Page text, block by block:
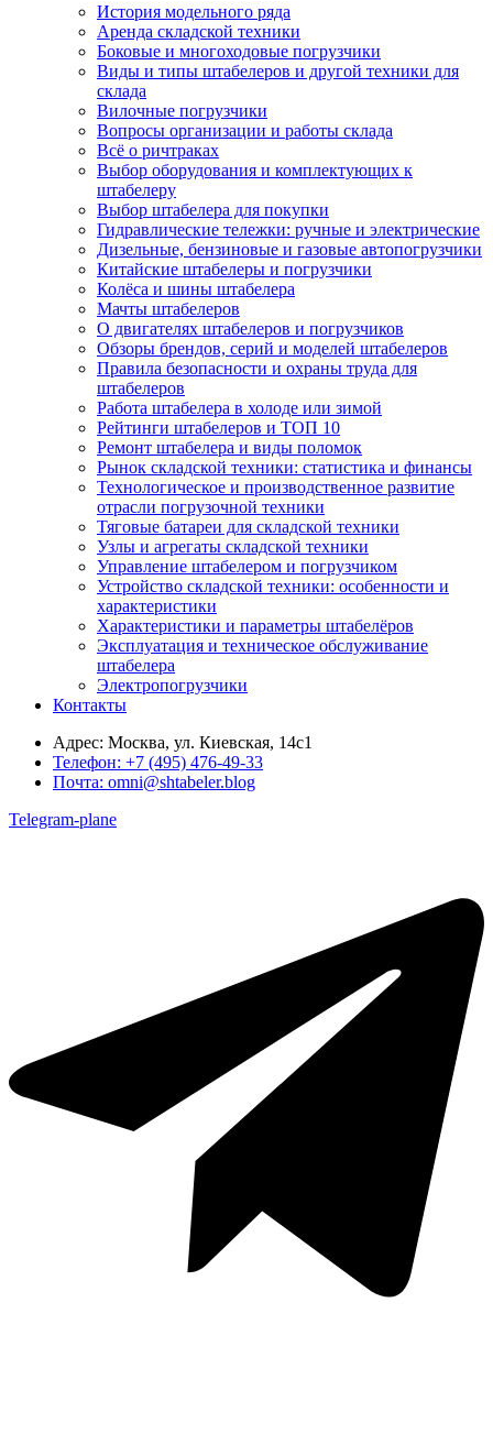
История модельного ряда
Аренда складской техники
Боковые и многоходовые погрузчики
Виды и типы штабелеров и другой техники для
склада
Вилочные погрузчики
Вопросы организации и работы склада
Всё о ричтраках
Выбор оборудования и комплектующих к
штабелеру
Выбор штабелера для покупки
Гидравлические тележки: ручные и электрические
Дизельные, бензиновые и газовые автопогрузчики
Китайские штабелеры и погрузчики
Колёса и шины штабелера
Мачты штабелеров
О двигателях штабелеров и погрузчиков
Обзоры брендов, серий и моделей штабелеров
Правила безопасности и охраны труда для
штабелеров
Работа штабелера в холоде или зимой
Рейтинги штабелеров и ТОП 10
Ремонт штабелера и виды поломок
Рынок складской техники: статистика и финансы
Технологическое и производственное развитие
отрасли погрузочной техники
Тяговые батареи для складской техники
Узлы и агрегаты складской техники
Управление штабелером и погрузчиком
Устройство складской техники: особенности и
характеристики
Характеристики и параметры штабелёров
Эксплуатация и техническое обслуживание
штабелера
Электропогрузчики
Контакты
Адрес: Москва, ул. Киевская, 14с1
Телефон: +7 (495) 476-49-33
Почта: omni@shtabeler.blog
Telegram-plane